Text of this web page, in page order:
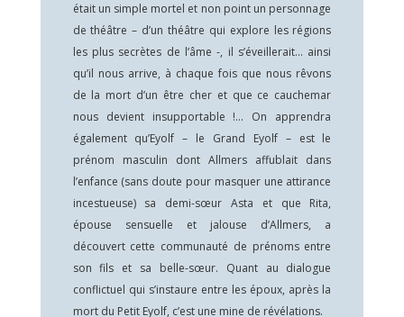
était un simple mortel et non point un personnage
de théâtre – d’un théâtre qui explore les régions
les plus secrètes de l’âme -, il s’éveillerait… ainsi
qu’il nous arrive, à chaque fois que nous rêvons
de la mort d’un être cher et que ce cauchemar
nous devient insupportable !… On apprendra
également qu’Eyolf – le Grand Eyolf – est le
prénom masculin dont Allmers affublait dans
l’enfance (sans doute pour masquer une attirance
incestueuse) sa demi-sœur Asta et que Rita,
épouse sensuelle et jalouse d’Allmers, a
découvert cette communauté de prénoms entre
son fils et sa belle-sœur. Quant au dialogue
conflictuel qui s’instaure entre les époux, après la
mort du Petit Eyolf, c’est une mine de révélations.